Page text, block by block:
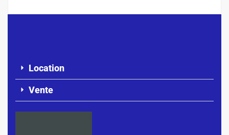
Location
Vente